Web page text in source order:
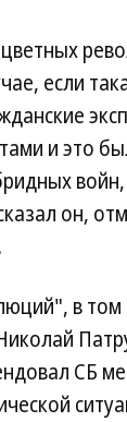
если
и это
он,
в том
СБ